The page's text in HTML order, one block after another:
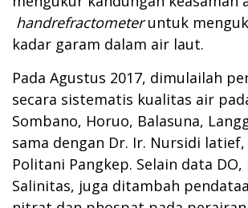
handrefractometeruntuk
kadar garam dalam air laut.
Pada Agustus 2017, dimulailah
secara sistematis kualitas air
Sombano, Horuo, Balasuna,
sama dengan Dr. Ir. Nursidi latief,
Politani Pangkep. Selain data DO,
Salinitas, juga ditambah